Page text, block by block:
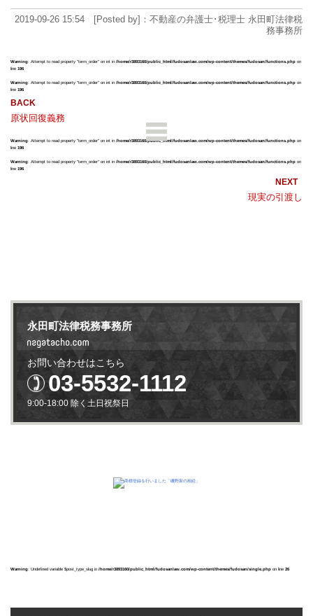
2019-09-26 15:54 [Posted by]：不動産の弁護士･税理士 永田町法律税
務事務所
Warning: Attempt to read property "term_order" on int in /home/r3893160/public_html/fudosanlaw.com/wp-content/themes/fudosan/functions.php on
line 196
Warning: Attempt to read property "term_order" on int in /home/r3893160/public_html/fudosanlaw.com/wp-content/themes/fudosan/functions.php on
line 196
原状回復義務
Warning: Attempt to read property "term_order" on int in /home/r3893160/public_html/fudosanlaw.com/wp-content/themes/fudosan/functions.php on
line 196
Warning: Attempt to read property "term_order" on int in /home/r3893160/public_html/fudosanlaw.com/wp-content/themes/fudosan/functions.php on
line 196
現実の引渡し
永田町法律税務事務所
お問い合わせはこちら
03-5532-1112
9:00-18:00 除く土日祝祭日
Warning: Undefined variable $post_type_slug in /home/r3893160/public_html/fudosanlaw.com/wp-content/themes/fudosan/single.php on line 26